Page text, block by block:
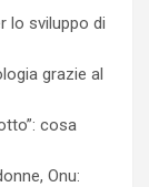
lo sviluppo di
grazie al
cosa
Onu: